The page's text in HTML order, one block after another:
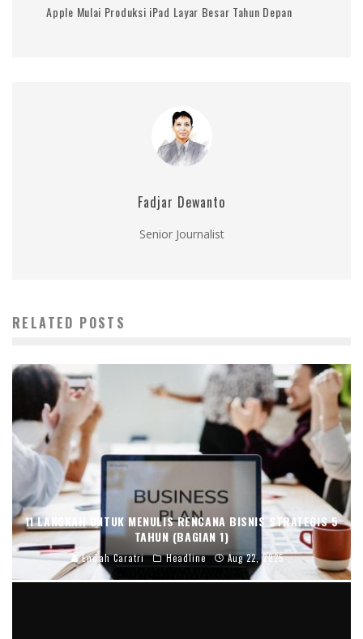
Apple Mulai Produksi iPad Layar Besar Tahun Depan
Fadjar Dewanto
Senior Journalist
RELATED POSTS
11 LANGKAH UNTUK MENULIS RENCANA BISNIS STRATEGIS 5
TAHUN (BAGIAN 1)
Endah Caratri Headline Aug 22, 2025